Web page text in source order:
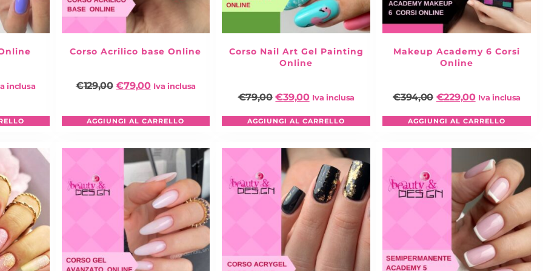
Make Up: prodotti si, prodotti no
Correzione Occhi
Correzione Labbra
Ruga naso labiale
Dimostrazione pratica
Dimostrazione su modella 2° parte
FOCUS SMOKEY EYES – MASTERCLASS:
Introduzione
Dimostrazione su modella 1° parte
Dimostrazione su modella 2° parte
MAKEUP “SPECIAL WEDDING”
Il corsoMAKEUP Avanzato WEDDING fashion dedicato allaSPOSA.Una
tecnica più veloce per un trucco più leggero e moderno. Un trucco sposa
inclusa
Corso Acrilico base Online
€129,00 €79,00 Iva inclusa
AGGIUNGI AL CARRELLO
Corso Nail Art Gel Painting
Online
€79,00 €39,00 Iva inclusa
AGGIUNGI AL CARRELLO
Makeup Academy 6 Corsi
Online
€394,00 €229,00 Iva inclusa
AGGIUNGI AL CARRELLO